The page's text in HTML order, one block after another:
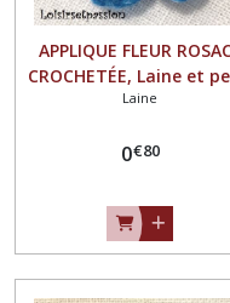
APPLIQUE FLEUR
CROCHETÉE, Laine et
nacrée / BLEU de
coudre ou à coller,
Laine
0€80